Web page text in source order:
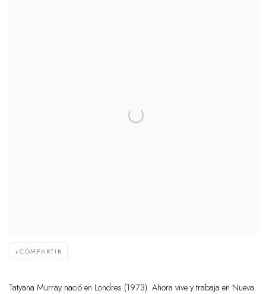
COMPARTIR
Tatyana Murray nació en Londres (1973). Ahora vive y trabaja en Nueva